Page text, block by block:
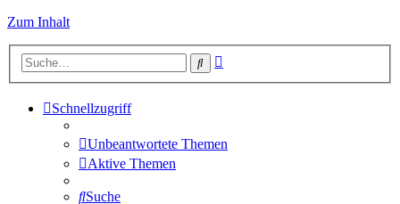
Zum Inhalt
Suche
Schnellzugriff
Unbeantwortete Themen
Aktive Themen
Suche